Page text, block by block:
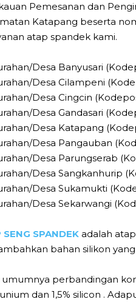
Pemesanan dan
Katapang beserta
atap spandek kami.
Desa Banyusari
Desa Cilampeni
Desa Cingcin
Desa Gandasari
Desa Katapang
Desa Pangauban
Desa Parungserab
Desa Sangkanhurip
Desa Sukamukti
Desa Sekarwangi
SENG SPANDEK adalah
bahan silikon
umumnya perbandingan
dan 1,5% silicon .